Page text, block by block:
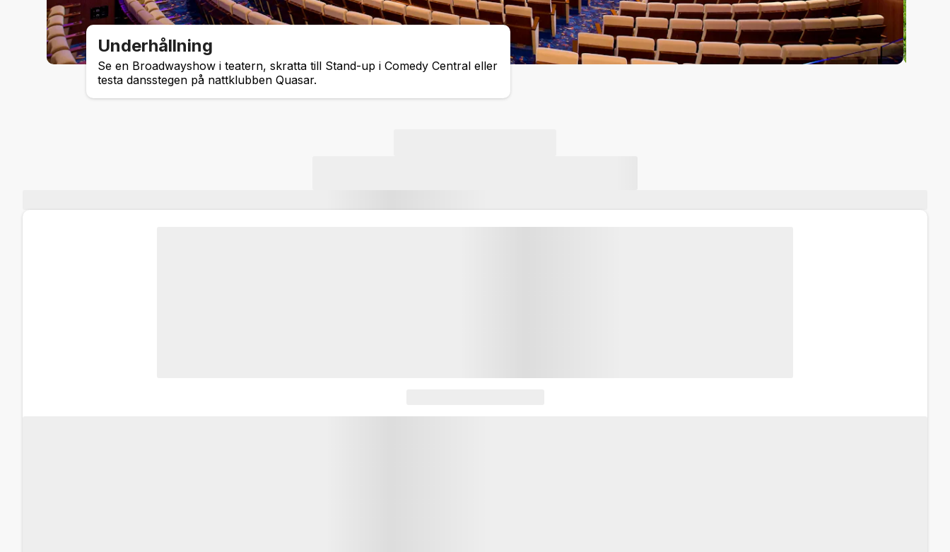
Underhållning
Se en Broadwayshow i teatern, skratta till Stand-up i Comedy Central eller
testa dansstegen på nattklubben Quasar.